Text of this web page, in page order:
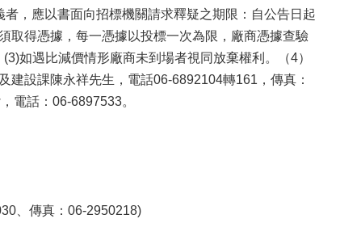
，應以書面向招標機關請求釋疑之期限：自公告日起
取得憑據，每一憑據以投標一次為限，廠商憑據查驗
如遇比減價情形廠商未到場者視同放棄權利。（4）
設課陳永祥先生，電話06-6892104轉161，傳真：
電話：06-6897533。
、傳真：06-2950218)